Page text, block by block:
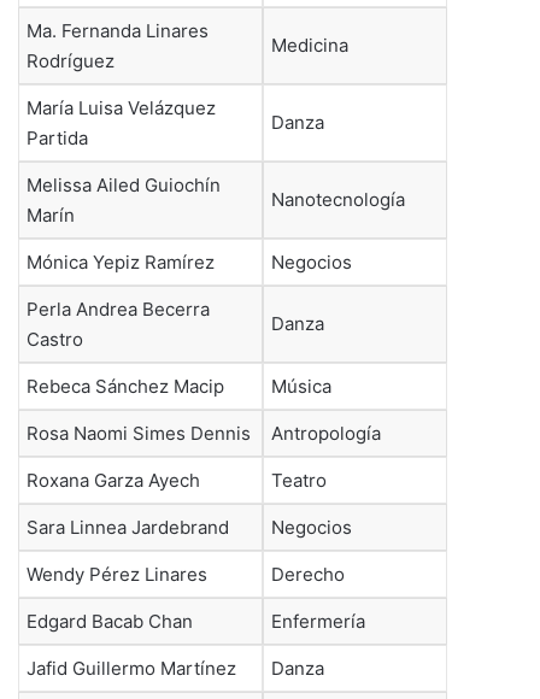
Ma. Fernanda Linares
Rodríguez
Medicina
María Luisa Velázquez
Partida
Danza
Melissa Ailed Guiochín
Marín
Nanotecnología
Mónica Yepiz Ramírez Negocios
Perla Andrea Becerra
Castro
Danza
Rebeca Sánchez Macip Música
Rosa Naomi Simes Dennis Antropología
Roxana Garza Ayech Teatro
Sara Linnea Jardebrand Negocios
Wendy Pérez Linares Derecho
Edgard Bacab Chan Enfermería
Jafid Guillermo Martínez Danza